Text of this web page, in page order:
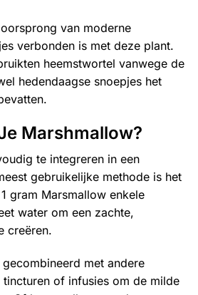
van moderne
verbonden is met deze plant.
heemstwortel vanwege de
hedendaagse snoepjes het
Marshmallow?
te integreren in een
gebruikelijke methode is het
gram Marsmallow enkele
water om een zachte,
creëren.
met andere
tincturen of infusies om de milde